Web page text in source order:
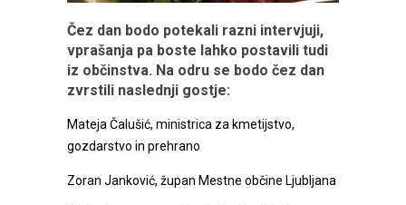
Čez dan bodo potekali razni intervjuji,
vprašanja pa boste lahko postavili tudi
iz občinstva. Na odru se bodo čez dan
zvrstili naslednji gostje:
Mateja Čalušić, ministrica za kmetijstvo,
gozdarstvo in prehrano
Zoran Janković, župan Mestne občine Ljubljana